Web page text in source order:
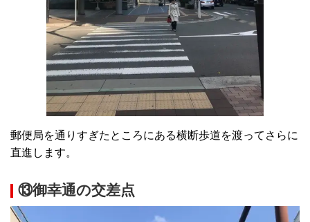
郵便局を通りすぎたところにある横断歩道を渡ってさらに
直進します。
⑬御幸通の交差点